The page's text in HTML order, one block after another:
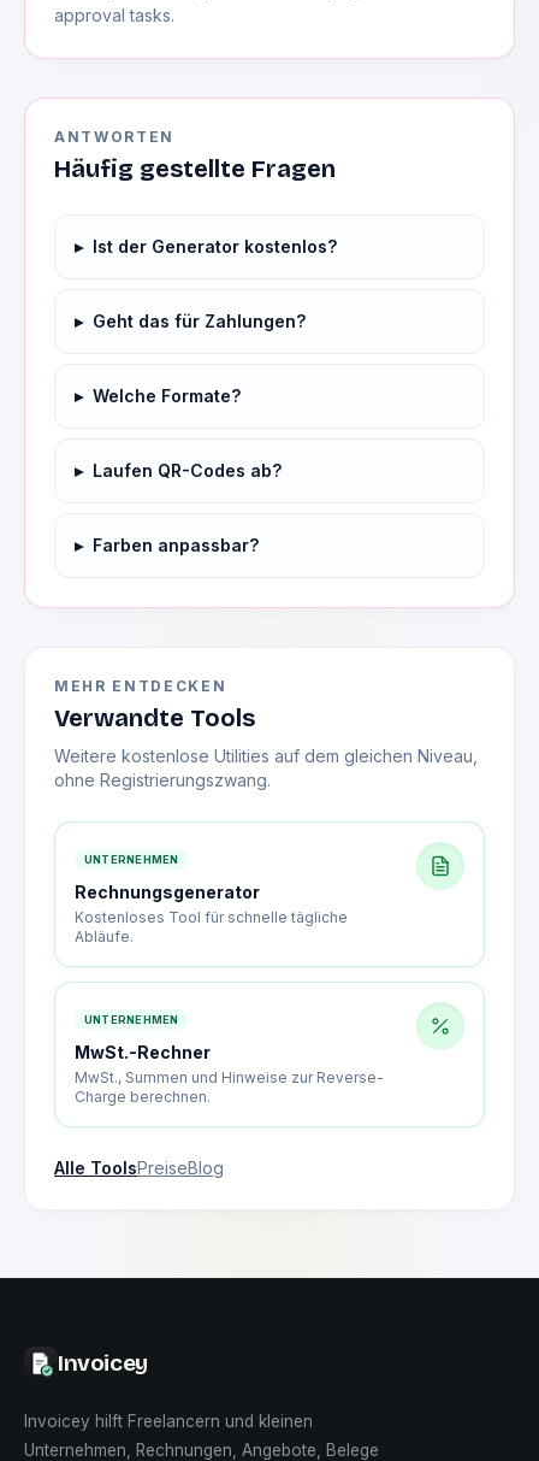
approval tasks.
ANTWORTEN
Häufig gestellte Fragen
▸ Ist der Generator kostenlos?
▸ Geht das für Zahlungen?
▸ Welche Formate?
▸ Laufen QR-Codes ab?
▸ Farben anpassbar?
MEHR ENTDECKEN
Verwandte Tools
Weitere kostenlose Utilities auf dem gleichen Niveau,
ohne Registrierungszwang.
UNTERNEHMEN
Rechnungsgenerator
Kostenloses Tool für schnelle tägliche
Abläufe.
UNTERNEHMEN
MwSt.-Rechner
MwSt., Summen und Hinweise zur Reverse-
Charge berechnen.
Alle ToolsPreiseBlog
Invoicey
Invoicey hilft Freelancern und kleinen
Unternehmen, Rechnungen, Angebote, Belege